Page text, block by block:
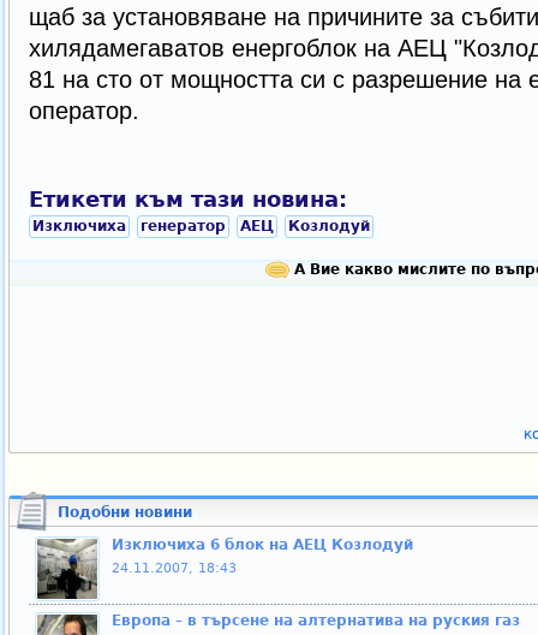
щаб за установяване на причините за
хилядамегаватов енергоблок на АЕЦ
81 на сто от мощността си с разрешение на
оператор.
Етикети към тази новина:
Изключиха генератор АЕЦ Козлодуй
А Вие какво мислите по
Подобни новини
Изключиха 6 блок на АЕЦ Козлодуй
24.11.2007, 18:43
Европа – в търсене на алтернатива на руския газ